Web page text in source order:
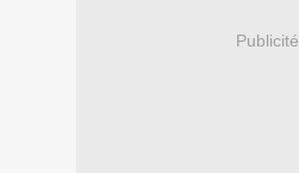
Publicité